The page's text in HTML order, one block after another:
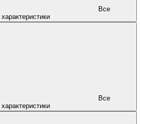
характеристики
характеристики